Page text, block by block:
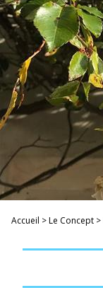
Accueil >Le Concept>